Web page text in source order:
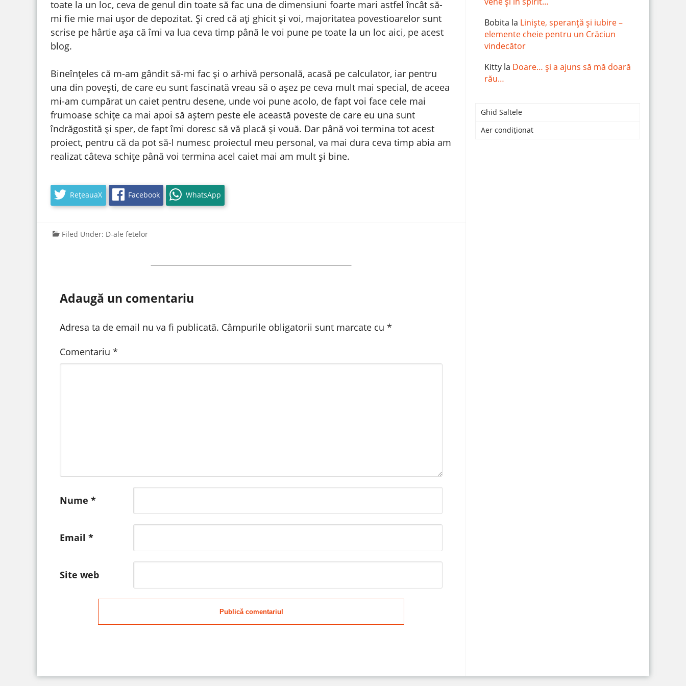
toate la un loc, ceva de genul din toate să fac una de dimensiuni foarte mari astfel încât să-
mi fie mie mai ușor de depozitat. Și cred că ați ghicit și voi, majoritatea povestioarelor sunt
scrise pe hârtie așa că îmi va lua ceva timp până le voi pune pe toate la un loc aici, pe acest
blog.
Bineînțeles că m-am gândit să-mi fac și o arhivă personală, acasă pe calculator, iar pentru
una din povești, de care eu sunt fascinată vreau să o așez pe ceva mult mai special, de aceea
mi-am cumpărat un caiet pentru desene, unde voi pune acolo, de fapt voi face cele mai
frumoase schițe ca mai apoi să aștern peste ele această poveste de care eu una sunt
îndrăgostită și sper, de fapt îmi doresc să vă placă și vouă. Dar până voi termina tot acest
proiect, pentru că da pot să-l numesc proiectul meu personal, va mai dura ceva timp abia am
realizat câteva schițe până voi termina acel caiet mai am mult și bine.
RețeauaX Facebook WhatsApp
Filed Under: D-ale fetelor
Adaugă un comentariu
Adresa ta de email nu va fi publicată. Câmpurile obligatorii sunt marcate cu *
Comentariu *
Nume *
Email *
Site web
Publică comentariul
Bobita la Liniște, speranță și iubire –
elemente cheie pentru un Crăciun
vindecător
Kitty la Doare… și a ajuns să mă doară
rău…
Ghid Saltele
Aer condiționat